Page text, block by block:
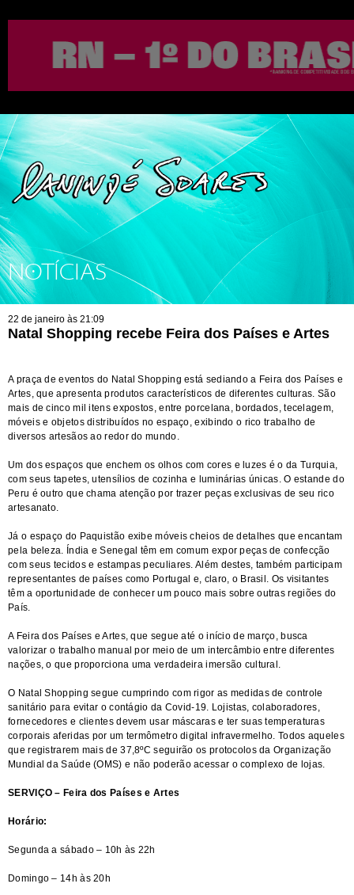
NOTÍCIAS
22 de janeiro às 21:09
Natal Shopping recebe Feira dos Países e Artes
A praça de eventos do Natal Shopping está sediando a Feira dos Países e
Artes, que apresenta produtos característicos de diferentes culturas. São
mais de cinco mil itens expostos, entre porcelana, bordados, tecelagem,
móveis e objetos distribuídos no espaço, exibindo o rico trabalho de
diversos artesãos ao redor do mundo.
Um dos espaços que enchem os olhos com cores e luzes é o da Turquia,
com seus tapetes, utensílios de cozinha e luminárias únicas. O estande do
Peru é outro que chama atenção por trazer peças exclusivas de seu rico
artesanato.
Já o espaço do Paquistão exibe móveis cheios de detalhes que encantam
pela beleza. Índia e Senegal têm em comum expor peças de confecção
com seus tecidos e estampas peculiares. Além destes, também participam
representantes de países como Portugal e, claro, o Brasil. Os visitantes
têm a oportunidade de conhecer um pouco mais sobre outras regiões do
País.
A Feira dos Países e Artes, que segue até o início de março, busca
valorizar o trabalho manual por meio de um intercâmbio entre diferentes
nações, o que proporciona uma verdadeira imersão cultural.
O Natal Shopping segue cumprindo com rigor as medidas de controle
sanitário para evitar o contágio da Covid-19. Lojistas, colaboradores,
fornecedores e clientes devem usar máscaras e ter suas temperaturas
corporais aferidas por um termômetro digital infravermelho. Todos aqueles
que registrarem mais de 37,8ºC seguirão os protocolos da Organização
Mundial da Saúde (OMS) e não poderão acessar o complexo de lojas.
SERVIÇO – Feira dos Países e Artes
Horário:
Segunda a sábado – 10h às 22h
Domingo – 14h às 20h